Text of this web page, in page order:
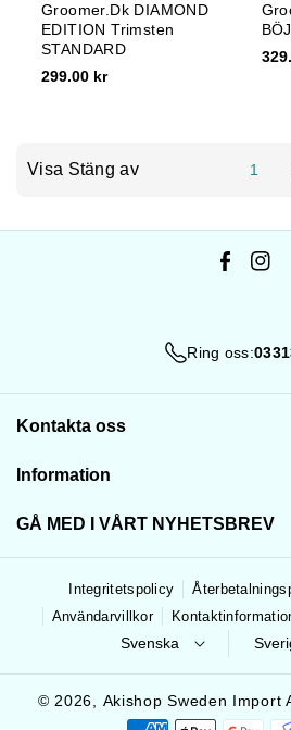
Groomer.dk DIAMOND
EDITION Trimsten
STANDARD
299.00 kr
Visa Stäng av 1
F
b
I
a
m
Ring oss:
Kontakta oss
033130550
AkiShop grundades 2024 och
Information
Köpvillkor
Återbetalningspolicy
Integritetspolicy
Kontakta oss
GÅ MED I VÅRT NYHETSBREV
Prenumerera på vårt nyhetsbrev och
uppdateringar och exklusiva
E-post
Integritetspolicy
Användarvillkor
Svenska
© 2026, Akishop Sweden Import